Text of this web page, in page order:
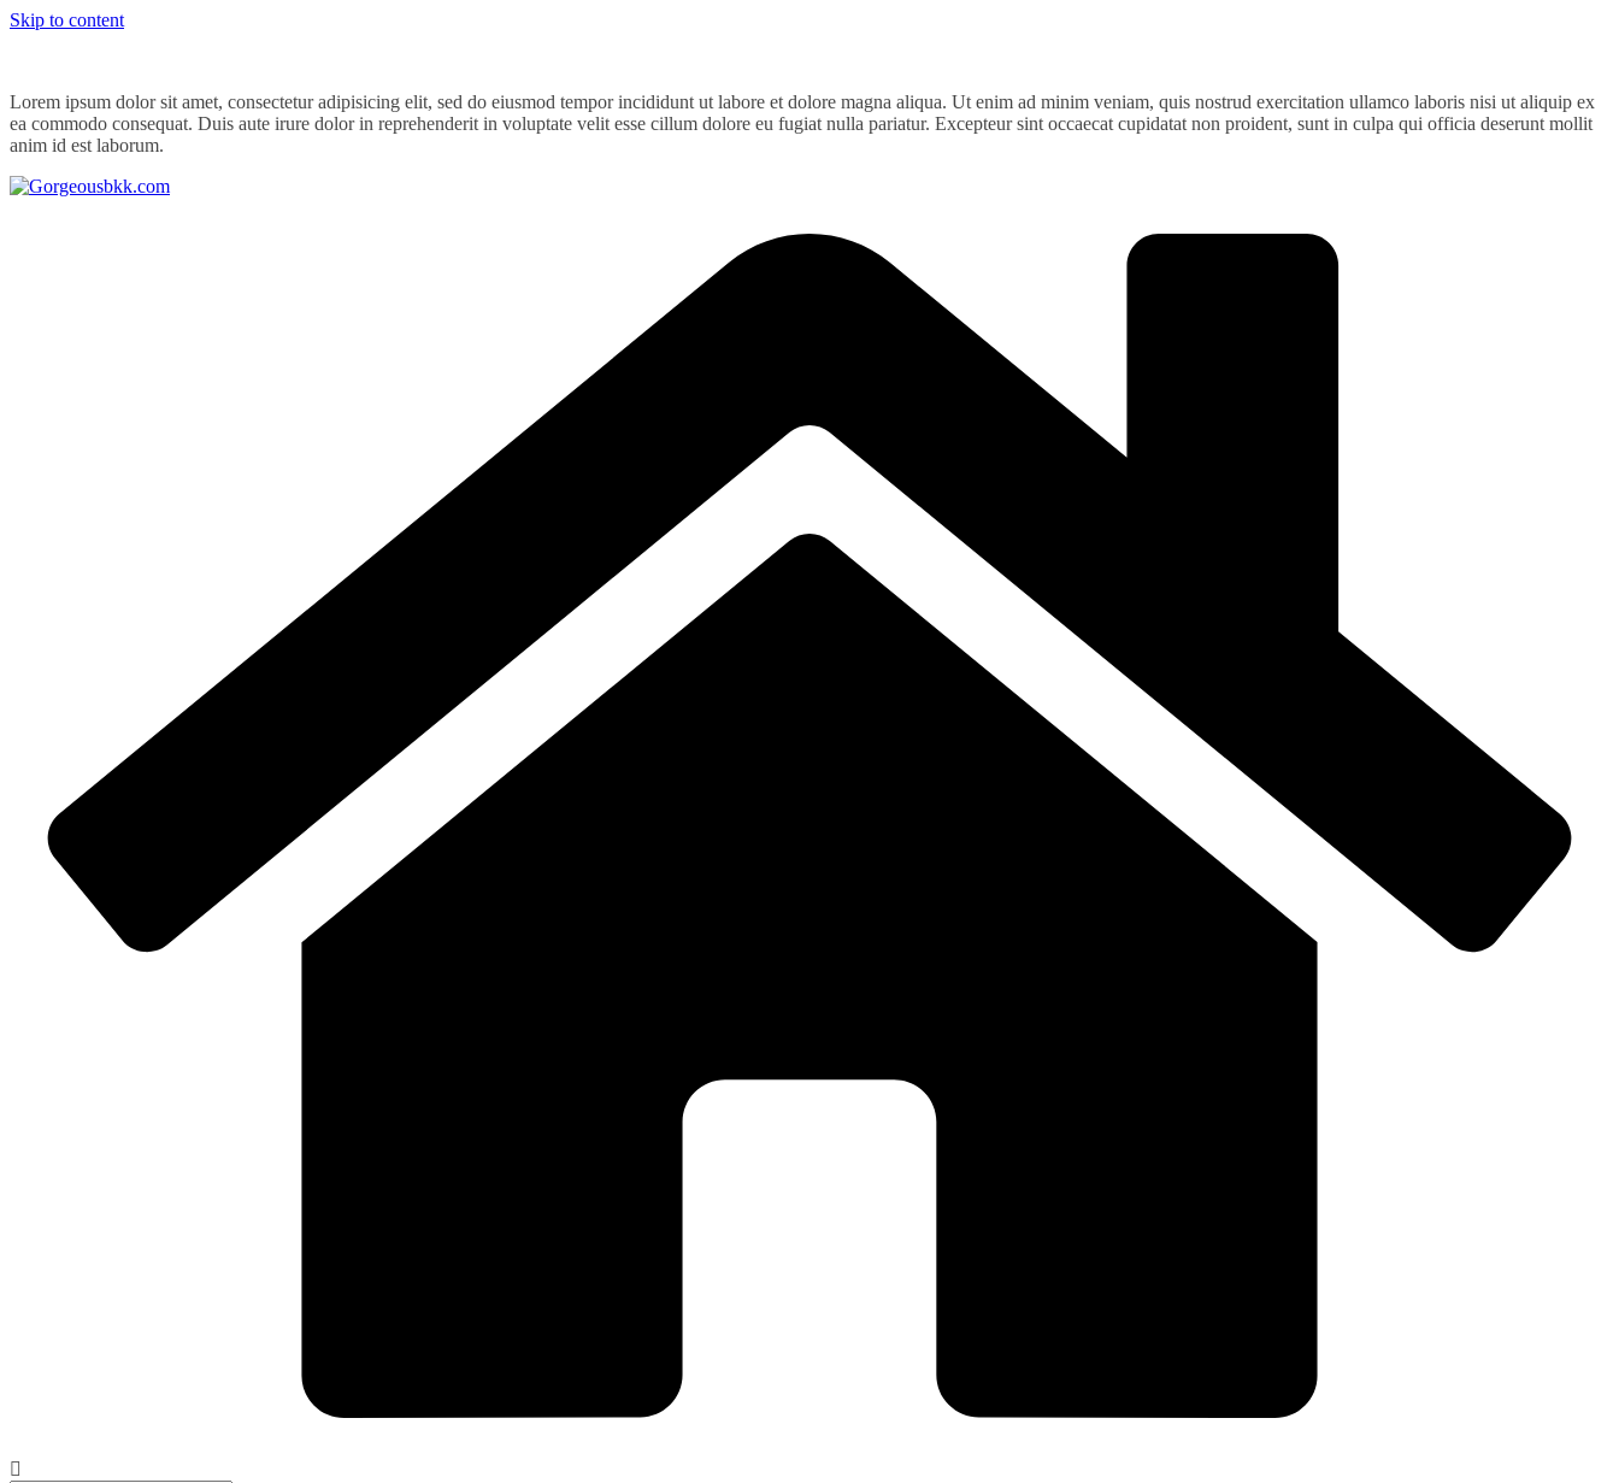
Skip to content
Lorem ipsum dolor sit amet, consectetur adipisicing elit, sed do eiusmod tempor incididunt ut labore et dolore magna aliqua. Ut enim ad minim veniam, quis nostrud exercitation ullamco laboris nisi ut aliquip ex
ea commodo consequat. Duis aute irure dolor in reprehenderit in voluptate velit esse cillum dolore eu fugiat nulla pariatur. Excepteur sint occaecat cupidatat non proident, sunt in culpa qui officia deserunt mollit
anim id est laborum.